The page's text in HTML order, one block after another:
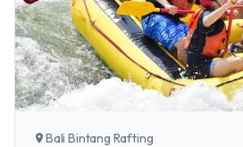
location_on Bali Bintang Rafting